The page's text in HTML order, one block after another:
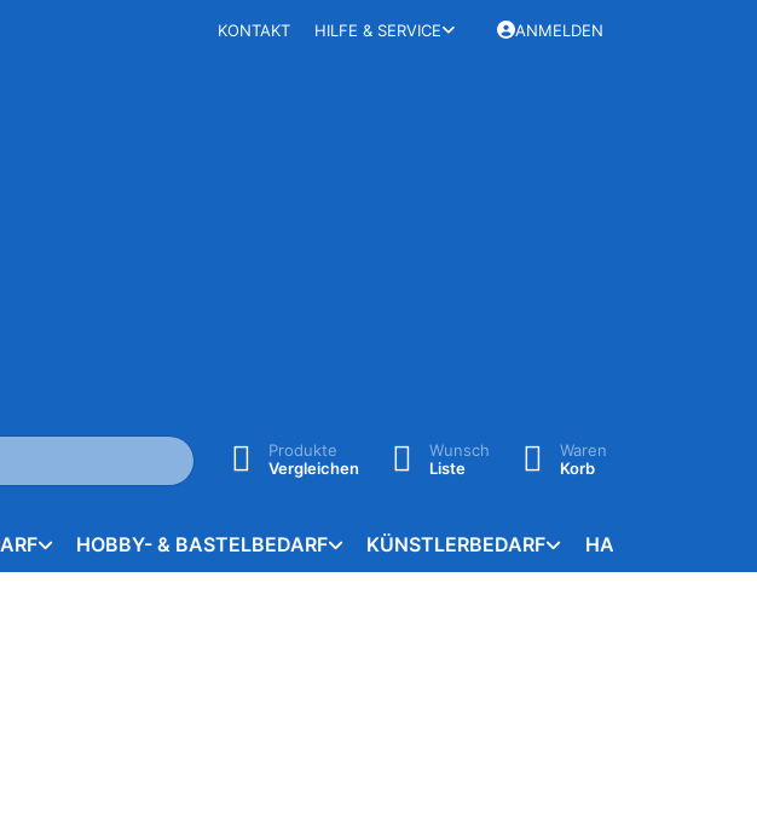
KONTAKT HILFE & SERVICE ANMELDEN
Produkte
Vergleichen
Wunsch
Liste
Waren
Korb
HOBBY- & BASTELBEDARF KÜNSTLERBEDARF